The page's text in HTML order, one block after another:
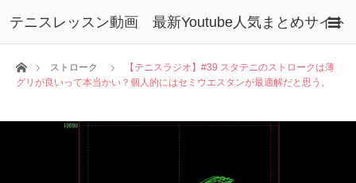
テニスレッスン動画 最新Youtube人気まとめサイト
ホームストローク
【テニスラジオ】#39 スタテニのストロークは薄
グリが良いって本当かい？個人的にはセミウエスタンが最適解だと思う。